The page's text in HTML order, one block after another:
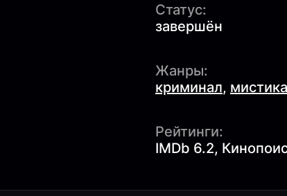
Статус:
завершён
Жанры:
криминал, мистика
Рейтинги:
IMDb 6.2,